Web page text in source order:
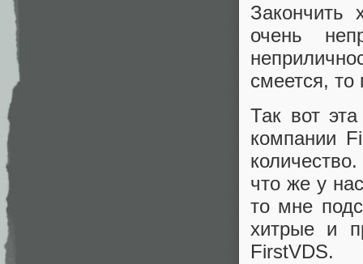
Закончить
очень
смеется, то
Так вот
компании
что же у
то мне
хитрые и
FirstVDS.